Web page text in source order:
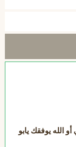
الله يوفقك يابو